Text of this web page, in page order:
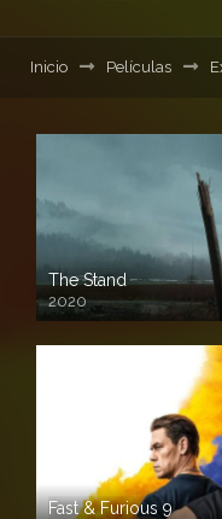
Inicio Películas
The Stand
2020
Fast & Furious 9